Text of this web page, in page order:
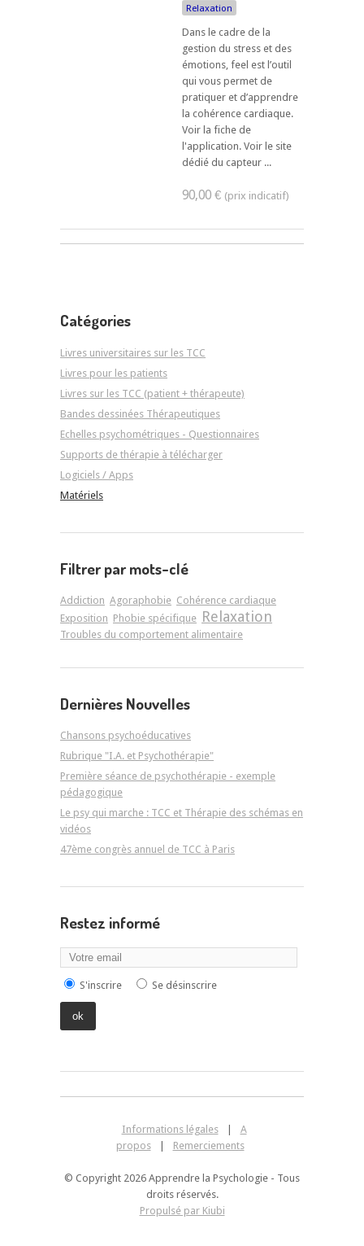
Relaxation
Dans le cadre de la
gestion du stress et des
émotions, feel est l’outil
qui vous permet de
pratiquer et d’apprendre
la cohérence cardiaque.
Voir la fiche de
l'application. Voir le site
dédié du capteur ...
90,00 €
Catégories
Livres universitaires sur les TCC
Livres pour les patients
Livres sur les TCC (patient + thérapeute)
Bandes dessinées Thérapeutiques
Echelles psychométriques - Questionnaires
Supports de thérapie à télécharger
Logiciels / Apps
Matériels
Filtrer par mots-clé
Addiction Agoraphobie Cohérence cardiaque
Exposition Phobie spécifique Relaxation
Troubles du comportement alimentaire
Dernières Nouvelles
Chansons psychoéducatives
Rubrique "I.A. et Psychothérapie"
Première séance de psychothérapie - exemple
pédagogique
Le psy qui marche : TCC et Thérapie des schémas en
vidéos
47ème congrès annuel de TCC à Paris
Restez informé
S'inscrire Se désinscrire
Informations légales |
A
propos
| Remerciements
© Copyright 2026 Apprendre la Psychologie - Tous
droits réservés.
Propulsé par Kiubi